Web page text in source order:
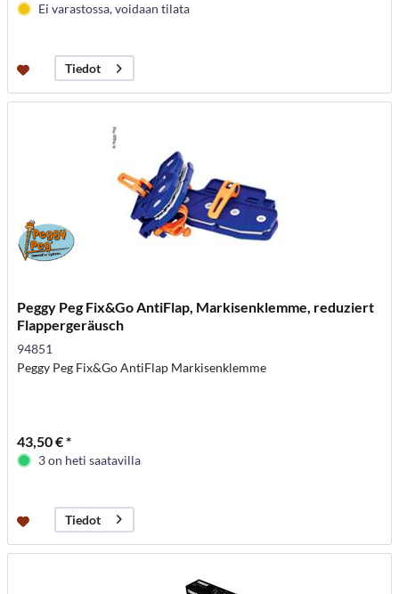
Ei varastossa, voidaan tilata
Tiedot
Peggy Peg Fix&Go AntiFlap, Markisenklemme, reduziert
Flappergeräusch
94851
Peggy Peg Fix&Go AntiFlap Markisenklemme
43,50 € *
3 on heti saatavilla
Tiedot